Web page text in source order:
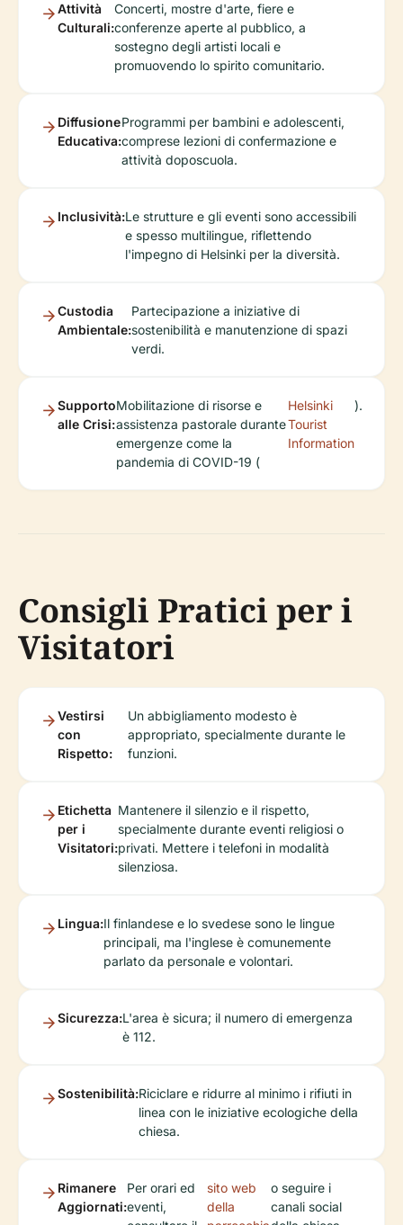
Attività
Culturali:
Concerti, mostre d'arte, fiere e
conferenze aperte al pubblico, a
sostegno degli artisti locali e
promuovendo lo spirito comunitario.
Diffusione
Educativa:
Programmi per bambini e adolescenti,
comprese lezioni di confermazione e
attività doposcuola.
Inclusività:Le strutture e gli eventi sono accessibili
e spesso multilingue, riflettendo
l'impegno di Helsinki per la diversità.
Custodia
Ambientale:
Partecipazione a iniziative di
sostenibilità e manutenzione di spazi
verdi.
Supporto
alle Crisi:
Mobilitazione di risorse e
assistenza pastorale durante
emergenze come la
pandemia di COVID-19 (
Helsinki
Tourist
Information
).
Consigli Pratici per i
Visitatori
Vestirsi
con
Rispetto:
Un abbigliamento modesto è
appropriato, specialmente durante le
funzioni.
Etichetta
per i
Visitatori:
Mantenere il silenzio e il rispetto,
specialmente durante eventi religiosi o
privati. Mettere i telefoni in modalità
silenziosa.
Lingua:Il finlandese e lo svedese sono le lingue
principali, ma l'inglese è comunemente
parlato da personale e volontari.
Sicurezza:L'area è sicura; il numero di emergenza
è 112.
Sostenibilità:Riciclare e ridurre al minimo i rifiuti in
linea con le iniziative ecologiche della
chiesa.
Rimanere
Aggiornati:
Per orari ed
eventi,
sito web
della
o seguire i
canali social